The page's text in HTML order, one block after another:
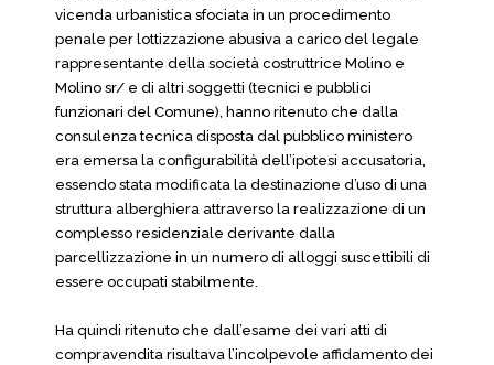
vicenda urbanistica sfociata in un procedimento
penale per lottizzazione abusiva a carico del legale
rappresentante della società costruttrice Molino e
Molino sr/ e di altri soggetti (tecnici e pubblici
funzionari del Comune), hanno ritenuto che dalla
consulenza tecnica disposta dal pubblico ministero
era emersa la configurabilità dell’ipotesi accusatoria,
essendo stata modificata la destinazione d’uso di una
struttura alberghiera attraverso la realizzazione di un
complesso residenziale derivante dalla
parcellizzazione in un numero di alloggi suscettibili di
essere occupati stabilmente.
Ha quindi ritenuto che dall’esame dei vari atti di
compravendita risultava l’incolpevole affidamento dei